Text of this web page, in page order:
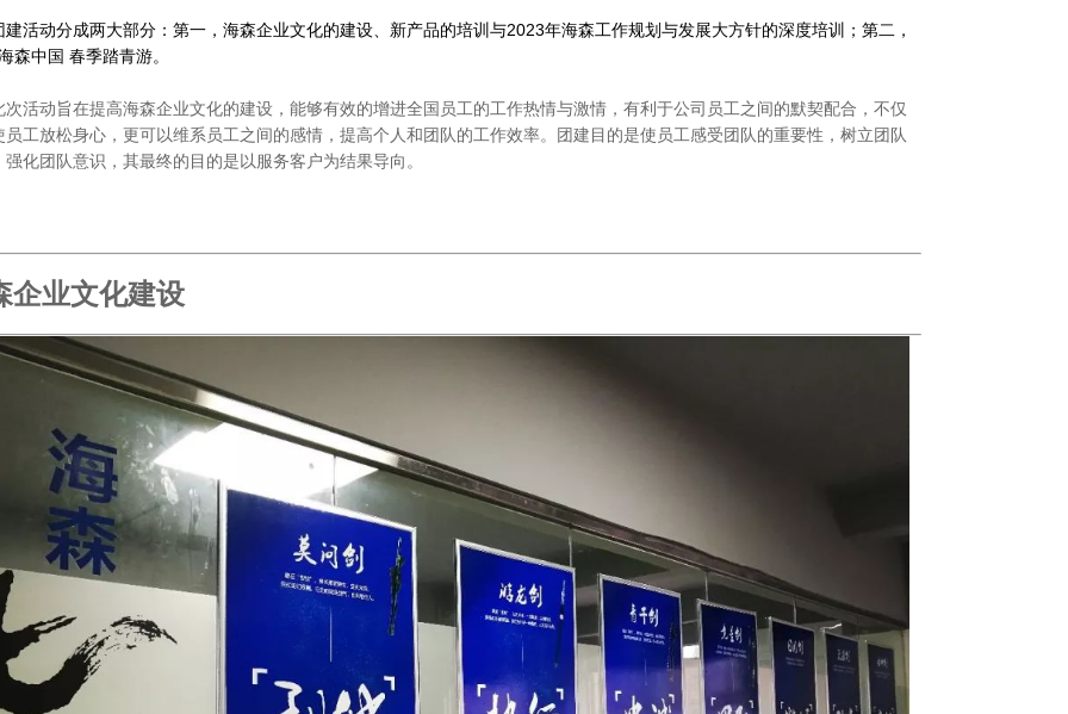
建活动分成两大部分：第一，海森企业文化的建设、新产品的培训与2023年海森工作规划与发展大方针的深度培训；第二，
森中国 春季踏青游。
次活动旨在提高海森企业文化的建设，能够有效的增进全国员工的工作热情与激情，有利于公司员工之间的默契配合，不仅
员工放松身心，更可以维系员工之间的感情，提高个人和团队的工作效率。团建目的是使员工感受团队的重要性，树立团队
强化团队意识，其最终的目的是以服务客户为结果导向。
企业文化建设